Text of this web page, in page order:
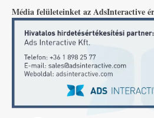
Média felületeinket az AdsInteractive